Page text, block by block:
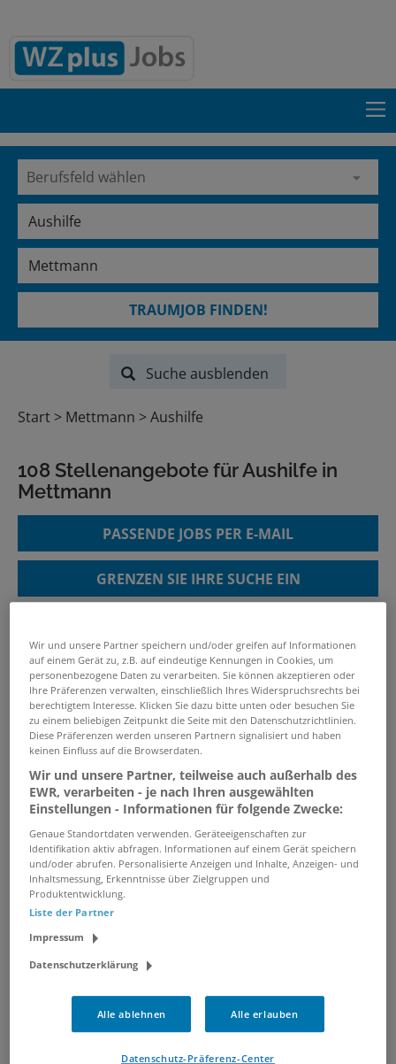
TRAUMJOB FINDEN!
Suche ausblenden
Start Mettmann Aushilfe
108 Stellenangebote für Aushilfe in
Mettmann
PASSENDE JOBS PER E-MAIL
GRENZEN SIE IHRE SUCHE EIN
Aushilfe / Studentenjob im
Verkauf in Teilzeit (m/w/d)
04.08.2026 /Kaufland Dienstleistung GmbH &
Co. KG/ Leverkusen
Pflegehelfer:in (w/m/d) - Hier bist
Du richtig!
04.08.2026 / Pflegezentrum Am Schwelmer Tor
Remscheid
Pflegehilfskraft (m/w/d) für die
LVR-Christy-Brown-Schule in
Duisburg
05.08.2026 /Landschaftsverband Rheinland
Wir und unsere Partner speichern und/oder greifen auf Informationen
auf einem Gerät zu, z.B. auf eindeutige Kennungen in Cookies, um
personenbezogene Daten zu verarbeiten. Sie können akzeptieren oder
Ihre Präferenzen verwalten, einschließlich Ihres Widerspruchsrechts bei
berechtigtem Interesse. Klicken Sie dazu bitte unten oder besuchen Sie
zu einem beliebigen Zeitpunkt die Seite mit den Datenschutzrichtlinien.
Diese Präferenzen werden unseren Partnern signalisiert und haben
keinen Einfluss auf die Browserdaten.
Wir und unsere Partner, teilweise auch außerhalb des
EWR, verarbeiten - je nach Ihren ausgewählten
Einstellungen - Informationen für folgende Zwecke:
Genaue Standortdaten verwenden. Geräteeigenschaften zur
Identifikation aktiv abfragen. Informationen auf einem Gerät speichern
und/oder abrufen. Personalisierte Anzeigen und Inhalte, Anzeigen- und
Inhaltsmessung, Erkenntnisse über Zielgruppen und
Produktentwicklung.
Liste der Partner
Impressum
Datenschutzerklärung
Alle ablehnen Alle erlauben
Datenschutz-Präferenz-Center